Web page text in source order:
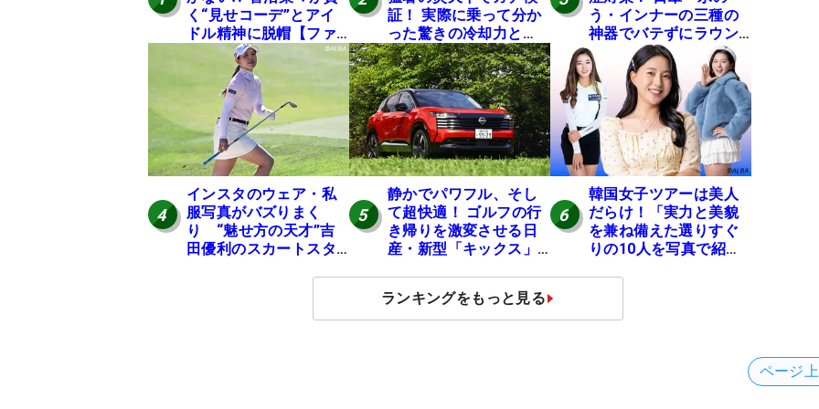
く“見せコーデ”とアイ
ドル精神に脱帽【ファ
ンが選ぶ神10】
証！ 実際に乗って分か
った驚きの冷却力と
は？
う・インナーの三種の
神器でバテずにラウン
ドできます
4
インスタのウェア・私
服写真がバズりまく
り “魅せ方の天才”吉
田優利のスカートスタ
5
静かでパワフル、そし
て超快適！ ゴルフの行
き帰りを激変させる日
産・新型「キックス」
6
韓国女子ツアーは美人
だらけ！「実力と美貌
を兼ね備えた選りすぐ
りの10人を写真で紹
ランキングをもっと見る
ページ